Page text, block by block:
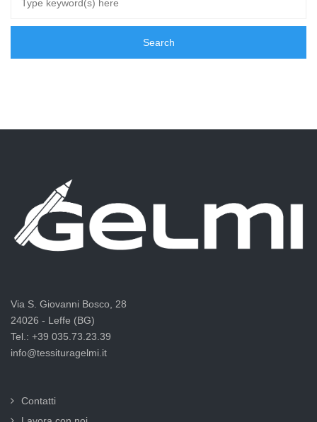
Via S. Giovanni Bosco, 28
24026 - Leffe (BG)
Tel.: +39 035.73.23.39
info@tessituragelmi.it
Contatti